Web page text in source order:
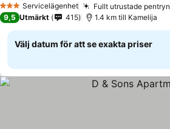
3 StjärnorServicelägenhet Fullt utrustade pentryn
9,5 Utmärkt 415 1.4 km till Kamelija
Välj datum för att se exakta priser